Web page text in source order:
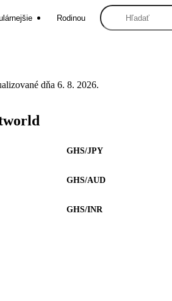
Rodinou
dňa 6. 8. 2026.
GHS/JPY
GHS/AUD
GHS/INR